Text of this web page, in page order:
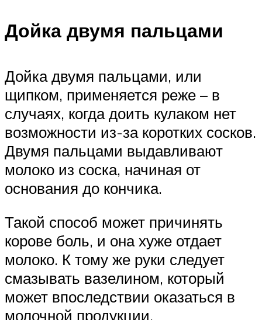
Дойка двумя пальцами
Дойка двумя пальцами, или
щипком, применяется реже – в
случаях, когда доить кулаком нет
возможности из-за коротких сосков.
Двумя пальцами выдавливают
молоко из соска, начиная от
основания до кончика.
Такой способ может причинять
корове боль, и она хуже отдает
молоко. К тому же руки следует
смазывать вазелином, который
может впоследствии оказаться в
молочной продукции.